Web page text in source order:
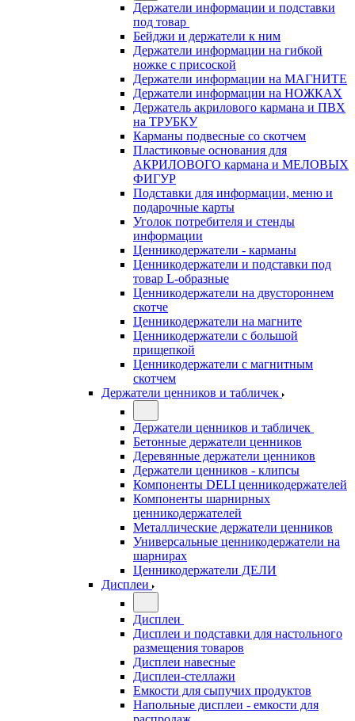
Держатели информации и подставки
под товар
Бейджи и держатели к ним
Держатели информации на гибкой
ножке с присоской
Держатели информации на МАГНИТЕ
Держатели информации на НОЖКАХ
Держатель акрилового кармана и ПВХ
на ТРУБКУ
Карманы подвесные со скотчем
Пластиковые основания для
АКРИЛОВОГО кармана и МЕЛОВЫХ
ФИГУР
Подставки для информации, меню и
подарочные карты
Уголок потребителя и стенды
информации
Ценникодержатели - карманы
Ценникодержатели и подставки под
товар L-образные
Ценникодержатели на двустороннем
скотче
Ценникодержатели на магните
Ценникодержатели с большой
прищепкой
Ценникодержатели с магнитным
скотчем
Держатели ценников и табличек
Держатели ценников и табличек
Бетонные держатели ценников
Деревянные держатели ценников
Держатели ценников - клипсы
Компоненты DELI ценникодержателей
Компоненты шарнирных
ценникодержателей
Металлические держатели ценников
Универсальные ценникодержатели на
шарнирах
Ценникодержатели ДЕЛИ
Дисплеи
Дисплеи
Дисплеи и подставки для настольного
размещения товаров
Дисплеи навесные
Дисплеи-стеллажи
Емкости для сыпучих продуктов
Напольные дисплеи - емкости для